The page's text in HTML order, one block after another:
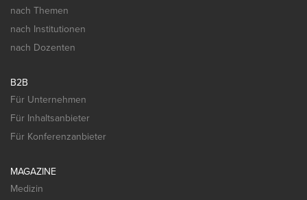
nach Themen
nach Institutionen
nach Dozenten
B2B
Für Unternehmen
Für Inhaltsanbieter
Für Konferenzanbieter
MAGAZINE
Medizin